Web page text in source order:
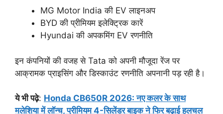
MG Motor India की EV लाइनअप
BYD की प्रीमियम इलेक्ट्रिक कारें
Hyundai की अपकमिंग EV रणनीति
इन कंपनियों की वजह से Tata को अपनी मौजूदा रेंज पर
आक्रामक प्राइसिंग और डिस्काउंट रणनीति अपनानी पड़ रही है।
ये भी पढ़े: Honda CB650R 2026: नए कलर के साथ
मलेशिया में लॉन्च, प्रीमियम 4-सिलेंडर बाइक ने फिर बढ़ाई हलचल